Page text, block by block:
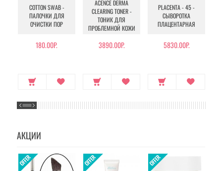
COTTON SWAB -
ПАЛОЧКИ ДЛЯ
ОЧИСТКИ ПОР
180.00Р.
ACENCE DERMA
CLEARING TONER -
ТОНИК ДЛЯ
ПРОБЛЕМНОЙ КОЖИ
3890.00Р.
PLACENTA - 45 -
СЫВОРОТКА
ПЛАЦЕНТАРНАЯ
5830.00Р.
АКЦИИ